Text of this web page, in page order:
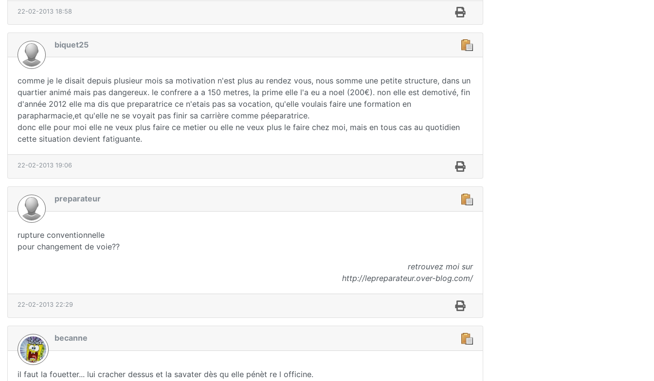
22-02-2013 18:58
biquet25
comme je le disait depuis plusieur mois sa motivation n'est plus au rendez vous, nous somme une petite structure, dans un
quartier animé mais pas dangereux. le confrere a a 150 metres, la prime elle l'a eu a noel (200€). non elle est demotivé, fin
d'année 2012 elle ma dis que preparatrice ce n'etais pas sa vocation, qu'elle voulais faire une formation en
parapharmacie,et qu'elle ne se voyait pas finir sa carrière comme péeparatrice.
donc elle pour moi elle ne veux plus faire ce metier ou elle ne veux plus le faire chez moi, mais en tous cas au quotidien
cette situation devient fatiguante.
22-02-2013 19:06
preparateur
rupture conventionnelle
pour changement de voie??
retrouvez moi sur
http://lepreparateur.over-blog.com/
22-02-2013 22:29
becanne
il faut la fouetter... lui cracher dessus et la savater dès qu elle pénèt re l officine.